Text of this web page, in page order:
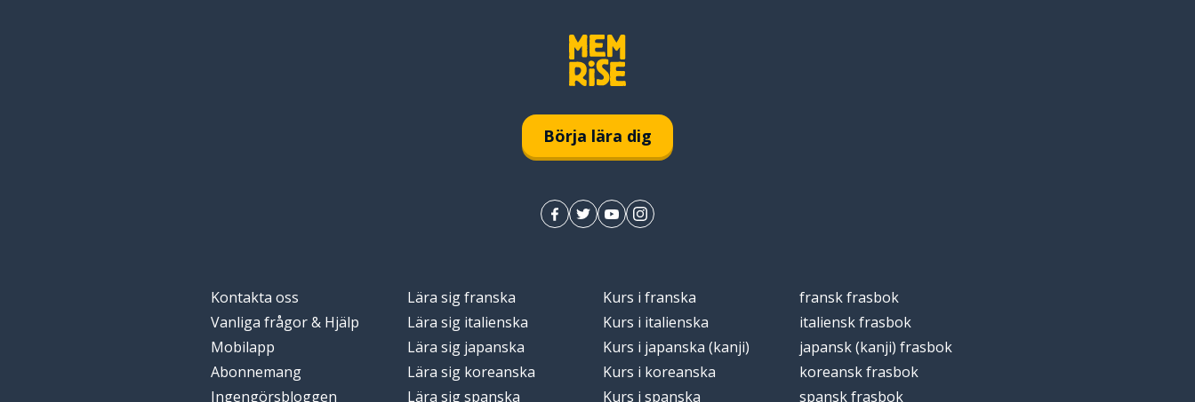
Börja lära dig
Kontakta oss
Vanliga frågor & Hjälp
Mobilapp
Abonnemang
Ingengörsbloggen
Lära sig franska
Lära sig italienska
Lära sig japanska
Lära sig koreanska
Lära sig spanska
Kurs i franska
Kurs i italienska
Kurs i japanska (kanji)
Kurs i koreanska
Kurs i spanska
fransk frasbok
italiensk frasbok
japansk (kanji) frasbok
koreansk frasbok
spansk frasbok